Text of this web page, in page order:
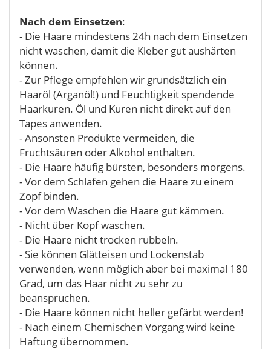
Nach dem Einsetzen:
- Die Haare mindestens 24h nach dem Einsetzen
nicht waschen, damit die Kleber gut aushärten
können.
- Zur Pflege empfehlen wir grundsätzlich ein
Haaröl (Arganöl!) und Feuchtigkeit spendende
Haarkuren. Öl und Kuren nicht direkt auf den
Tapes anwenden.
- Ansonsten Produkte vermeiden, die
Fruchtsäuren oder Alkohol enthalten.
- Die Haare häufig bürsten, besonders morgens.
- Vor dem Schlafen gehen die Haare zu einem
Zopf binden.
- Vor dem Waschen die Haare gut kämmen.
- Nicht über Kopf waschen.
- Die Haare nicht trocken rubbeln.
- Sie können Glätteisen und Lockenstab
verwenden, wenn möglich aber bei maximal 180
Grad, um das Haar nicht zu sehr zu
beanspruchen.
- Die Haare können nicht heller gefärbt werden!
- Nach einem Chemischen Vorgang wird keine
Haftung übernommen.